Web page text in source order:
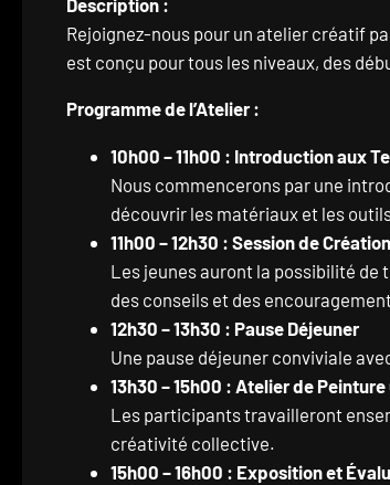
Rejoignez-nous pour un atelier créatif
est conçu pour tous les niveaux, des
Programme de l’Atelier :
10h00 – 11h00 : Introduction aux
Nous commencerons par une
découvrir les matériaux et les
11h00 – 12h30 : Session de
Les jeunes auront la possibilité
des conseils et des
12h30 – 13h30 : Pause Déjeuner
Une pause déjeuner conviviale
13h30 – 15h00 : Atelier de
Les participants travailleront
créativité collective.
15h00 – 16h00 : Exposition et